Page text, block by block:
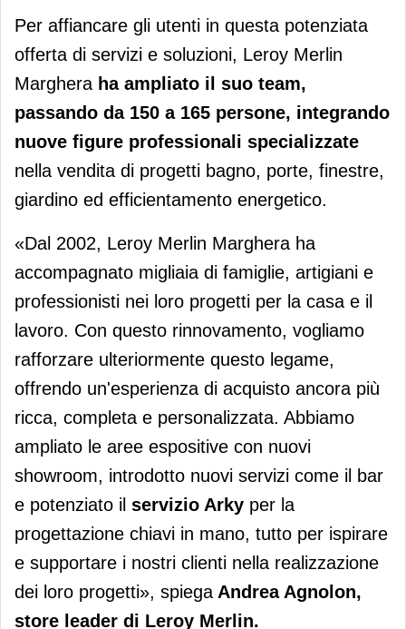
Per affiancare gli utenti in questa potenziata
offerta di servizi e soluzioni, Leroy Merlin
Marghera ha ampliato il suo team,
passando da 150 a 165 persone, integrando
nuove figure professionali specializzate
nella vendita di progetti bagno, porte, finestre,
giardino ed efficientamento energetico.
«Dal 2002, Leroy Merlin Marghera ha
accompagnato migliaia di famiglie, artigiani e
professionisti nei loro progetti per la casa e il
lavoro. Con questo rinnovamento, vogliamo
rafforzare ulteriormente questo legame,
offrendo un'esperienza di acquisto ancora più
ricca, completa e personalizzata. Abbiamo
ampliato le aree espositive con nuovi
showroom, introdotto nuovi servizi come il bar
e potenziato il servizio Arky per la
progettazione chiavi in mano, tutto per ispirare
e supportare i nostri clienti nella realizzazione
dei loro progetti», spiega Andrea Agnolon,
store leader di Leroy Merlin.